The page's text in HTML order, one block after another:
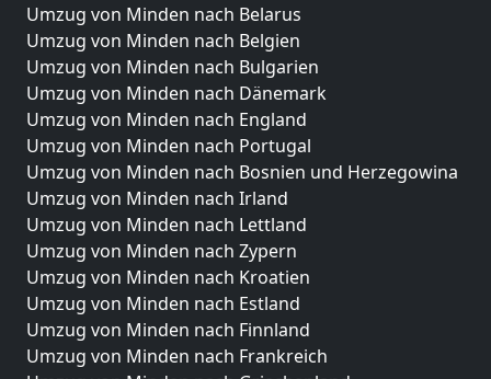
Umzug von Minden nach Belarus
Umzug von Minden nach Belgien
Umzug von Minden nach Bulgarien
Umzug von Minden nach Dänemark
Umzug von Minden nach England
Umzug von Minden nach Portugal
Umzug von Minden nach Bosnien und Herzegowina
Umzug von Minden nach Irland
Umzug von Minden nach Lettland
Umzug von Minden nach Zypern
Umzug von Minden nach Kroatien
Umzug von Minden nach Estland
Umzug von Minden nach Finnland
Umzug von Minden nach Frankreich